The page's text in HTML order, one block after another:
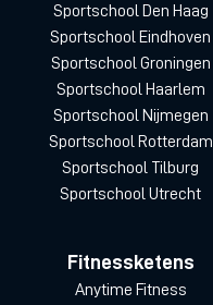
Sportschool Den Haag
Sportschool Eindhoven
Sportschool Groningen
Sportschool Haarlem
Sportschool Nijmegen
Sportschool Rotterdam
Sportschool Tilburg
Sportschool Utrecht
Fitnessketens
Anytime Fitness